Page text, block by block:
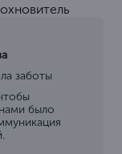
заботы
было